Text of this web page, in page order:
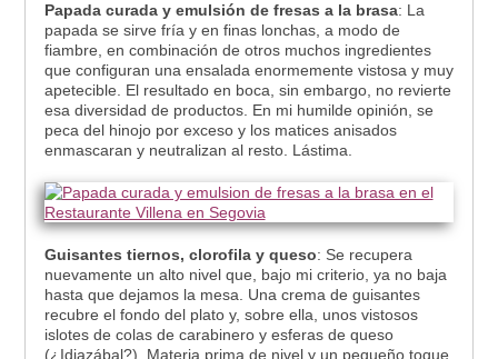
Papada curada y emulsión de fresas a la brasa: La
papada se sirve fría y en finas lonchas, a modo de
fiambre, en combinación de otros muchos ingredientes
que configuran una ensalada enormemente vistosa y muy
apetecible. El resultado en boca, sin embargo, no revierte
esa diversidad de productos. En mi humilde opinión, se
peca del hinojo por exceso y los matices anisados
enmascaran y neutralizan al resto. Lástima.
Guisantes tiernos, clorofila y queso: Se recupera
nuevamente un alto nivel que, bajo mi criterio, ya no baja
hasta que dejamos la mesa. Una crema de guisantes
recubre el fondo del plato y, sobre ella, unos vistosos
islotes de colas de carabinero y esferas de queso
(¿Idiazábal?). Materia prima de nivel y un pequeño toque